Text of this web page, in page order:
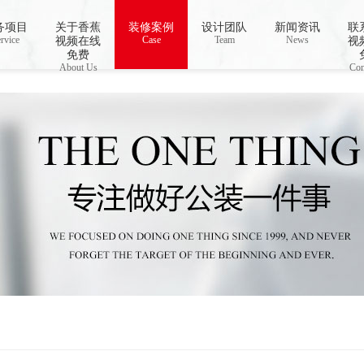
项目
关于香蕉
视频在线
免费
About Us
装修案例
Case
设计团队
Team
新闻资讯
News
联
视